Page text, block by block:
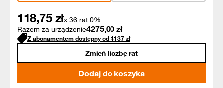
118,75 złx 36 rat 0%
Razem za urządzenie4275,00 zł
Z abonamentem dostępny od4137zł
Zmień liczbę rat
Dodaj do koszyka